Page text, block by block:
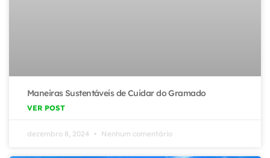
Maneiras Sustentáveis de Cuidar do Gramado
VER POST
dezembro 8, 2024 Nenhum comentário